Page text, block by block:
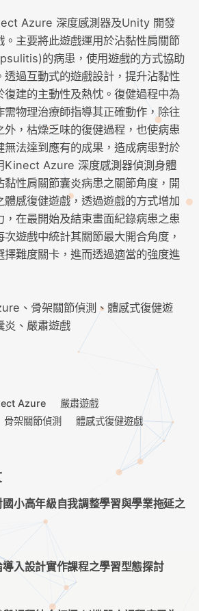
Azure 深度感測器及Unity 開發
。主要將此遊戲運用於沾黏性肩關節
的病患，使用遊戲的方式協助
透過互動式的遊戲設計，提升沾黏性
復建的主動性及熱忱。復健過程中為
需物理治療師指導其正確動作，除往
外，枯燥乏味的復健過程，也使病患
無法達到應有的成果，造成病患對於
Kinect Azure 深度感測器偵測身體
黏性肩關節囊炎病患之關節角度，開
體感復健遊戲，透過遊戲的方式增加
，在最開始及結束畫面紀錄病患之患
遊戲中統計其關節最大開合角度，
擇難度關卡，進而透過適當的強度進
、骨架關節偵測、體感式復健遊
炎、嚴肅遊戲
Azure
嚴肅遊戲
骨架關節偵測 體感式復健遊戲
國小高年級自我調整學習與學業拖延之
入設計實作課程之學習型態探討